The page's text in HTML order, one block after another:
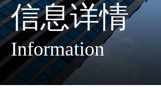
信息详情
Information